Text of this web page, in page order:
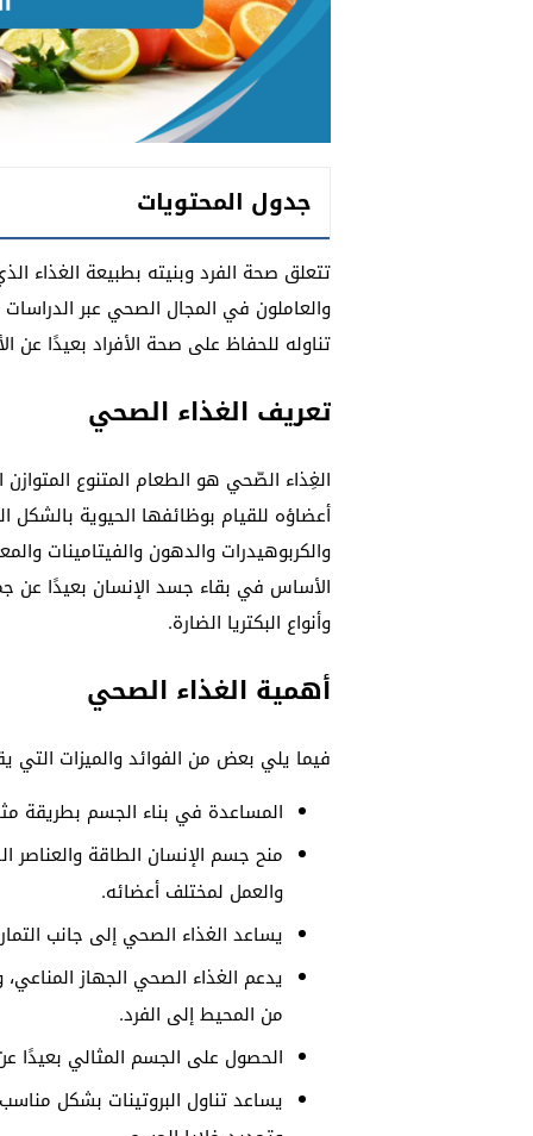
جدول المحتويات
تتعلق صحة الفرد وبنيته بطبيعة الغذاء
والعاملون في المجال الصحي عبر
تناوله للحفاظ على صحة الأفراد بعيدًا
تعريف الغذاء الصحي
الغِذاء الصّحي هو الطعام المتنوع
أعضاؤه للقيام بوظائفها الحيوية بالشكل
والكربوهيدرات والدهون والفيتامينات
الأساس في بقاء جسد الإنسان بعيدًا عن
وأنواع البكتريا الضارة.
أهمية الغذاء الصحي
فيما يلي بعض من الفوائد والميزات التي
المساعدة في بناء الجسم بطريقة
منح جسم الإنسان الطاقة والعناصر
والعمل لمختلف أعضائه.
يساعد الغذاء الصحي إلى جانب
يدعم الغذاء الصحي الجهاز
من المحيط إلى الفرد.
الحصول على الجسم المثالي بعيدًا
يساعد تناول البروتينات بشكل